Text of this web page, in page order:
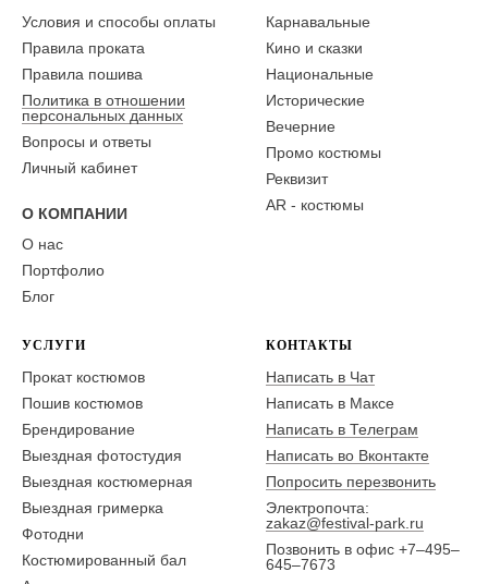
Условия и способы оплаты
Правила проката
Правила пошива
Политика в отношении
персональных данных
Вопросы и ответы
Личный кабинет
О КОМПАНИИ
О нас
Портфолио
Блог
Карнавальные
Кино и сказки
Национальные
Исторические
Вечерние
Промо костюмы
Реквизит
AR - костюмы
УСЛУГИ
Прокат костюмов
Пошив костюмов
Брендирование
Выездная фотостудия
Выездная костюмерная
Выездная гримерка
Фотодни
Костюмированный бал
КОНТАКТЫ
Написать в Чат
Написать в Максе
Написать в Телеграм
Написать во Вконтакте
Попросить перезвонить
Электропочта:
zakaz@festival-park.ru
Позвонить в офис +7–495–
645–7673